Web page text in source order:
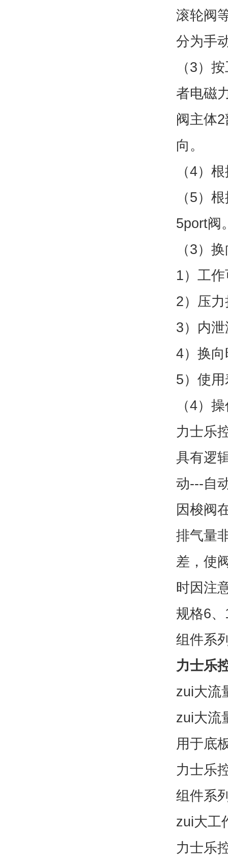
滚轮阀
分为手
（3）
者电磁
阀主体
向。
（4）
（5）
5port阀
（3）
1）工
2）压
3）内
4）换
5）使
（4）
力士乐
具有逻
动---自
因梭阀
排气量
差，使
时因注
规格6、
组件系
力士乐
zui大流
zui大流
用于底
力士乐
组件系
zui大工
力士乐